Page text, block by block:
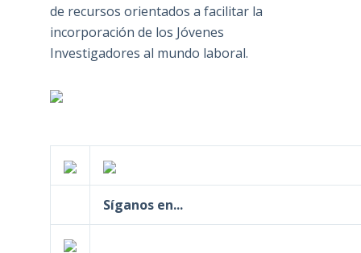
de recursos orientados a facilitar la
incorporación de los Jóvenes
Investigadores al mundo laboral.
Síganos en...